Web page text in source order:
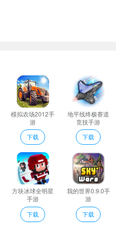
模拟农场2012手
游
下载
地平线终极赛道
竞技手游
下载
方块冰球全明星
手游
下载
我的世界0.9.0手
游
下载